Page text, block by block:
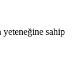
yeteneğine sahip